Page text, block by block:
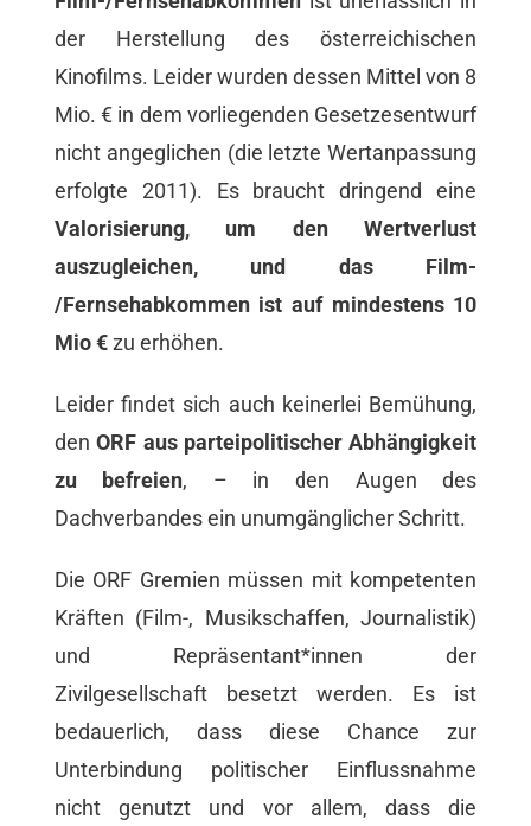
der Herstellung des österreichischen
Kinofilms. Leider wurden dessen Mittel von 8
Mio. € in dem vorliegenden Gesetzesentwurf
nicht angeglichen (die letzte Wertanpassung
erfolgte 2011). Es braucht dringend eine
Valorisierung, um den Wertverlust
auszugleichen, und das Film-
/Fernsehabkommen ist auf mindestens 10
Mio €zu erhöhen.
Leider findet sich auch keinerlei Bemühung,
denORF aus parteipolitischer Abhängigkeit
zu befreien, – in den Augen des
Dachverbandes ein unumgänglicher Schritt.
Die ORF Gremien müssen mit kompetenten
Kräften (Film-, Musikschaffen, Journalistik)
und Repräsentant*innen der
Zivilgesellschaft besetzt werden. Es ist
bedauerlich, dass diese Chance zur
Unterbindung politischer Einflussnahme
nicht genutzt und vor allem, dass die